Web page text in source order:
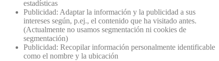
estadísticas
Publicidad: Adaptar la información y la publicidad a sus
intereses según, p.ej., el contenido que ha visitado antes.
(Actualmente no usamos segmentación ni cookies de
segmentación)
Publicidad: Recopilar información personalmente identificable
como el nombre y la ubicación